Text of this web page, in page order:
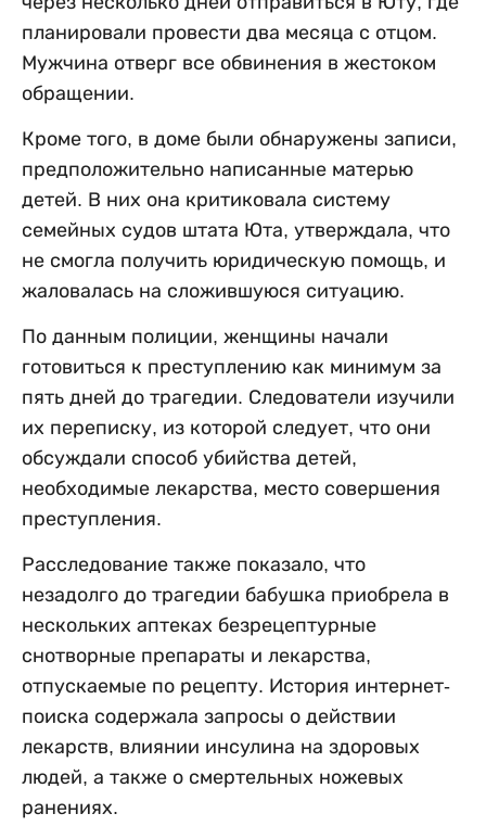
планировали провести два месяца с отцом.
Мужчина отверг все обвинения в жестоком
обращении.
Кроме того, в доме были обнаружены записи,
предположительно написанные матерью
детей. В них она критиковала систему
семейных судов штата Юта, утверждала, что
не смогла получить юридическую помощь, и
жаловалась на сложившуюся ситуацию.
По данным полиции, женщины начали
готовиться к преступлению как минимум за
пять дней до трагедии. Следователи изучили
их переписку, из которой следует, что они
обсуждали способ убийства детей,
необходимые лекарства, место совершения
преступления.
Расследование также показало, что
незадолго до трагедии бабушка приобрела в
нескольких аптеках безрецептурные
снотворные препараты и лекарства,
отпускаемые по рецепту. История интернет-
поиска содержала запросы о действии
лекарств, влиянии инсулина на здоровых
людей, а также о смертельных ножевых
ранениях.